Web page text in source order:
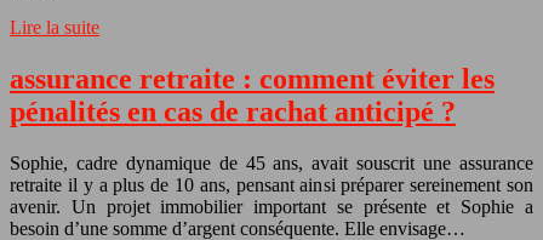
Lire la suite
assurance retraite : comment éviter les
pénalités en cas de rachat anticipé ?
Sophie, cadre dynamique de 45 ans, avait souscrit une assurance
retraite il y a plus de 10 ans, pensant ainsi préparer sereinement son
avenir. Un projet immobilier important se présente et Sophie a
besoin d’une somme d’argent conséquente. Elle envisage…